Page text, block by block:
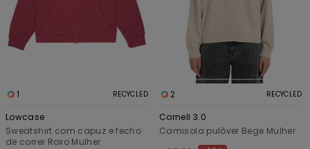
1 RECYCLED
Lowcase
Sweatshirt com capuz e fecho
de correr Roxo Mulher
2 RECYCLED
Cornell 3.0
Camisola pulôver Bege Mulher